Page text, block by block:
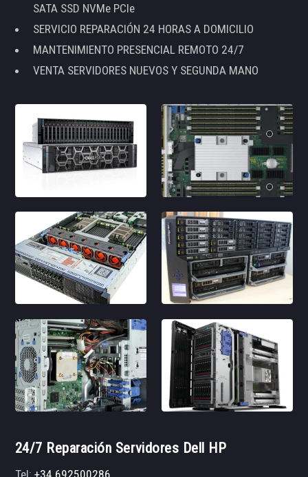
SATA SSD NVMe PCIe
SERVICIO REPARACIÓN 24 HORAS A DOMICILIO
MANTENIMIENTO PRESENCIAL REMOTO 24/7
VENTA SERVIDORES NUEVOS Y SEGUNDA MANO
24/7 Reparación Servidores Dell HP
Tel:+34 692500286